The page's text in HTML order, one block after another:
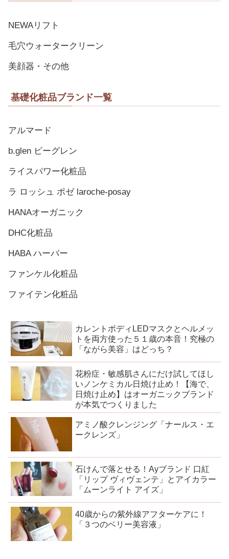
NEWAリフト
毛穴ウォータークリーン
美顔器・その他
基礎化粧品ブランド一覧
アルマード
b.glen ビーグレン
ライスパワー化粧品
ラ ロッシュ ポゼ laroche-posay
HANAオーガニック
DHC化粧品
HABA ハーバー
ファンケル化粧品
ファイテン化粧品
カレントボディLEDマスクとヘルメッ
トを両方使った５１歳の本音！究極の
「ながら美容」はどっち？
花粉症・敏感肌さんにだけ試してほし
いノンケミカル日焼け止め！【海で、
日焼け止め】はオーガニックブランド
が本気でつくりました
アミノ酸クレンジング「ナールス・エ
ークレンズ」
石けんで落とせる！Ayブランド 口紅
「リップ ヴィヴェンテ」とアイカラー
「ムーンライト アイズ」
40歳からの紫外線アフターケアに！
「３つのベリー美容液」